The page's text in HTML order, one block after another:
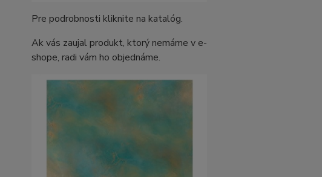
Pre podrobnosti kliknite na katalóg.
Ak vás zaujal produkt, ktorý nemáme v e-
shope, radi vám ho objednáme.